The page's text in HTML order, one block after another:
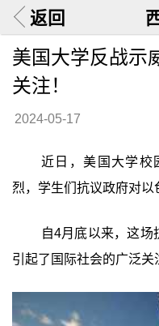
返回
美国大学反战示
关注！
2024-05-17
近日，美国大学校
烈，学生们抗议政府对以
自4月底以来，这场
引起了国际社会的广泛关